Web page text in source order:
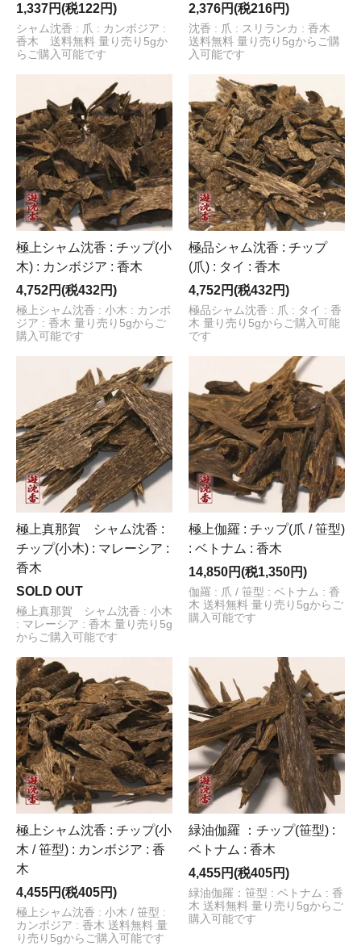
1,337円(税122円)
シャム沈香 : 爪 : カンボジア :
香木 送料無料 量り売り5gか
らご購入可能です
2,376円(税216円)
沈香 : 爪 : スリランカ : 香木
送料無料 量り売り5gからご購
入可能です
極上シャム沈香 : チップ(小
木) : カンボジア : 香木
4,752円(税432円)
極上シャム沈香 : 小木 : カンボ
ジア : 香木 量り売り5gからご
購入可能です
極品シャム沈香 : チップ
(爪) : タイ : 香木
4,752円(税432円)
極品シャム沈香 : 爪 : タイ : 香
木 量り売り5gからご購入可能
です
極上真那賀 シャム沈香 :
チップ(小木) : マレーシア :
香木
SOLD OUT
極上真那賀 シャム沈香 : 小木
: マレーシア : 香木 量り売り5g
からご購入可能です
極上伽羅 : チップ(爪 / 笹型)
: ベトナム : 香木
14,850円(税1,350円)
伽羅 : 爪 / 笹型 : ベトナム : 香
木 送料無料 量り売り5gからご
購入可能です
極上シャム沈香 : チップ(小
木 / 笹型) : カンボジア : 香
木
4,455円(税405円)
極上シャム沈香 : 小木 / 笹型 :
カンボジア : 香木 送料無料 量
り売り5gからご購入可能です
緑油伽羅 ：チップ(笹型) :
ベトナム : 香木
4,455円(税405円)
緑油伽羅：笹型 : ベトナム : 香
木 送料無料 量り売り5gからご
購入可能です